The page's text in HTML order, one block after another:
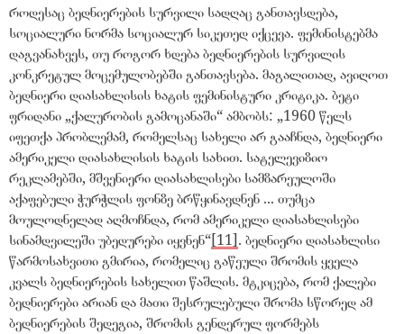
როდესაც ბედნიერების სურვილი სადღაც განთავსდება,
სოციალური ნორმა სოციალურ სიკეთედ იქცევა. ფემინისტებმა
დაგვანახვეს, თუ როგორ ხდება ბედნიერების სურვილის
კონკრეტულ მოცემულობებში განთავსება. მაგალითად, ავიღოთ
ბედნიერი დიასახლისის ხატის ფემინისტური კრიტიკა. ბეტი
ფრიდანი „ქალურობის გამოცანაში“ამბობს: „1960 წელს
იფეთქა პრობლემამ, რომელსაც სახელი არ გააჩნდა, ბედნიერი
ამერიკელი დიასახლისის ხატის სახით. სატელევიზიო
რეკლამებში, მშვენიერი დიასახლისები სამზარეულოში
აქაფებული ჭურჭლის ფონზე ბრწყინავდნენ ... თუმცა
მოულოდნელად აღმოჩნდა, რომ ამერიკელი დიასახლისები
სინამდვილეში უბედურები იყვნენ“[11]. ბედნიერი დიასახლისი
წარმოსახვითი გმირია, რომელიც გაწეული შრომის ყველა
კვალს ბედნიერების სახელით წაშლის. მტკიცება, რომ ქალები
ბედნიერები არიან და მათი შესრულებული შრომა სწორედ ამ
ბედნიერების შედეგია, შრომის გენდერულ ფორმებს